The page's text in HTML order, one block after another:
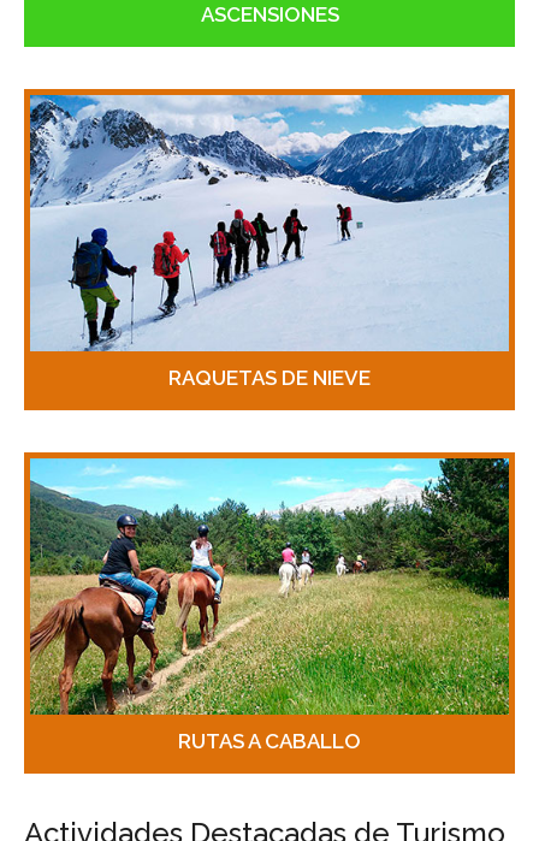
ASCENSIONES
RAQUETAS DE NIEVE
RUTAS A CABALLO
Actividades Destacadas de Turismo